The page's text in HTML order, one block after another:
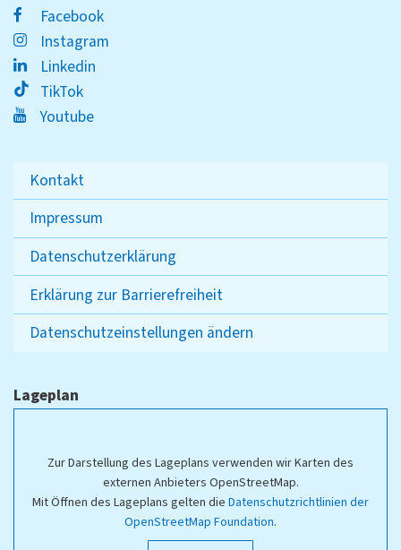
Facebook
Instagram
Linkedin
TikTok
Youtube
Kontakt
Impressum
Datenschutzerklärung
Erklärung zur Barrierefreiheit
Datenschutzeinstellungen ändern
Lageplan
Zur Darstellung des Lageplans verwenden wir Karten des
externen Anbieters OpenStreetMap.
Mit Öffnen des Lageplans gelten die Datenschutzrichtlinien der
OpenStreetMap Foundation.